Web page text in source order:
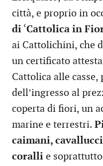
città, e proprio in
di ‘Cattolica in
ai Cattolichini, che
un certificato
Cattolica alle
dell’ingresso al
coperta di fiori, un
marine e terrestri.
caimani,
coralli e